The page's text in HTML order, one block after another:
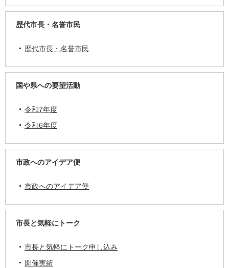
歴代市長・名誉市民
歴代市長・名誉市民
国や県への要望活動
令和7年度
令和6年度
市政へのアイデア便
市政へのアイデア便
市長と気軽にトーク
市長と気軽にトーク申し込み
開催実績